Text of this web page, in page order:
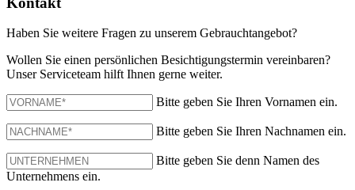
Haben Sie weitere Fragen zu unserem Gebrauchtangebot?
Wollen Sie einen persönlichen Besichtigungstermin vereinbaren?
Unser Serviceteam hilft Ihnen gerne weiter.
Bitte geben Sie Ihren Vornamen ein.
Bitte geben Sie Ihren Nachnamen ein.
Bitte geben Sie denn Namen des
Unternehmens ein.